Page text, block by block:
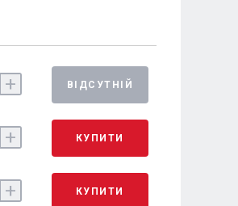
+ ВІДСУТНІЙ
+ КУПИТИ
+ КУПИТИ